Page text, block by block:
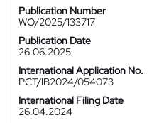
Publication Number
WO/2025/133717
Publication Date
26.06.2025
International Application No.
PCT/IB2024/054073
International Filing Date
26.04.2024